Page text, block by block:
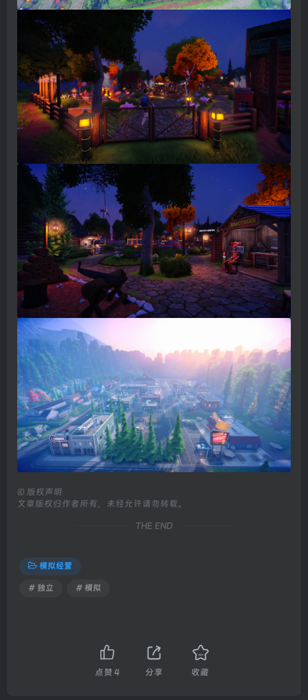
© 版权声明
文章版权归作者所有，未经允许请勿转载。
THE END
模拟经营
# 独立 # 模拟
点赞 4 分享 收藏